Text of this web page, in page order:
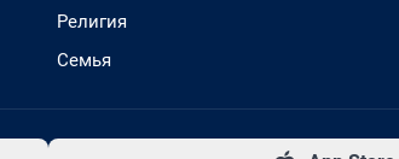
Религия
Семья